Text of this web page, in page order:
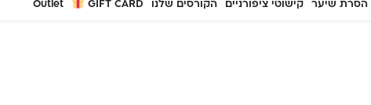
הסרת שיער קישוטי ציפורניים הקורסים שלנו GIFT CARD
Outlet